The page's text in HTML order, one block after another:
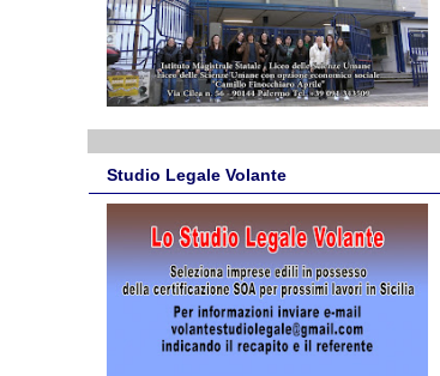
Studio Legale Volante